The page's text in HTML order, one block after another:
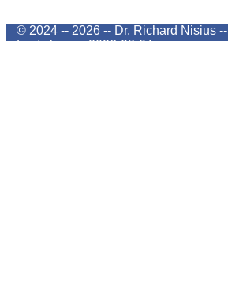
© 2024 -- 2026 -- Dr. Richard Nisius --
Last change2026-08-04